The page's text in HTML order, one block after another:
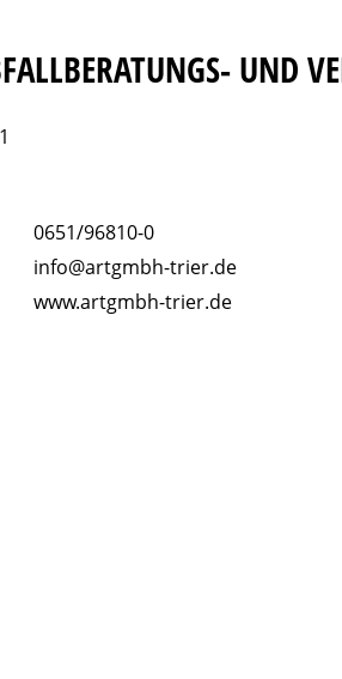
UND
0651/96810-0
info@artgmbh-trier.de
www.artgmbh-trier.de